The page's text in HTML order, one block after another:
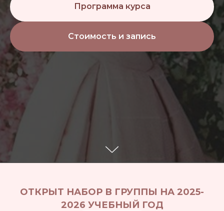
Программа курса
Стоимость и запись
ОТКРЫТ НАБОР В ГРУППЫ НА 2025-
2026 УЧЕБНЫЙ ГОД